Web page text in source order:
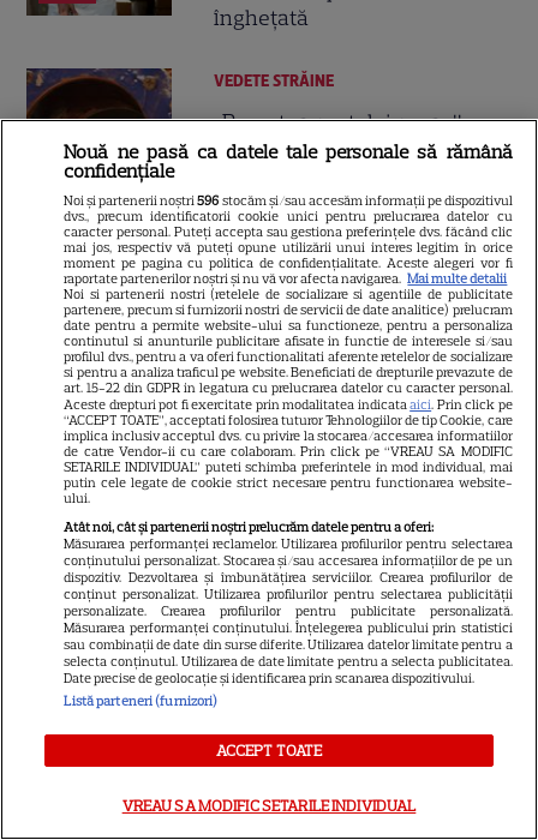
înghețată
11
VEDETE STRĂINE
„Povestea peștelui posac”,
aventura animată inspirată
York Times, ajunge în
cinematografe pe 7 august
16
NETFLIX
Noutăți Netflix în august 2026:
Robert De Niro, „Nosferatu” și
noile sezoane din „Outer
Banks” și „Un veac de
singurătate”
14
Sean Astin din „Stăpânul
Inelelor” a fost nevoit să își
vândă casa din cauza
salariului mic: Câți bani a
primit de fapt
Elon Musk, atac la adresa
regizorului premiat cu Oscar
Nouă ne pasă ca datele tale personale să rămână
confidențiale
Noi și partenerii noștri596 stocăm și/sau accesăm informații pe dispozitivul
dvs., precum identificatorii cookie unici pentru prelucrarea datelor cu
caracter personal. Puteți accepta sau gestiona preferințele dvs. făcând clic
mai jos, respectiv vă puteți opune utilizării unui interes legitim în orice
moment pe pagina cu politica de confidențialitate. Aceste alegeri vor fi
raportate partenerilor noștri și nu vă vor afecta navigarea. Mai multe detalii
Noi si partenerii nostri (retelele de socializare si agentiile de publicitate
partenere, precum si furnizorii nostri de servicii de date analitice) prelucram
date pentru a permite website-ului sa functioneze, pentru a personaliza
continutul si anunturile publicitare afisate in functie de interesele si/sau
profilul dvs., pentru a va oferi functionalitati aferente retelelor de socializare
si pentru a analiza traficul pe website. Beneficiati de drepturile prevazute de
art. 15-22 din GDPR in legatura cu prelucrarea datelor cu caracter personal.
Aceste drepturi pot fi exercitate prin modalitatea indicataaici. Prin click pe
“ACCEPT TOATE”, acceptati folosirea tuturor Tehnologiilor de tip Cookie, care
implica inclusiv acceptul dvs. cu privire la stocarea/accesarea informatiilor
de catre Vendor-ii cu care colaboram. Prin click pe “VREAU SA MODIFIC
SETARILE INDIVIDUAL” puteti schimba preferintele in mod individual, mai
putin cele legate de cookie strict necesare pentru functionarea website-
ului.
Atât noi, cât și partenerii noștri prelucrăm datele pentru a oferi:
Măsurarea performanței reclamelor. Utilizarea profilurilor pentru selectarea
conținutului personalizat. Stocarea și/sau accesarea informațiilor de pe un
dispozitiv. Dezvoltarea și îmbunătățirea serviciilor. Crearea profilurilor de
conținut personalizat. Utilizarea profilurilor pentru selectarea publicității
personalizate. Crearea profilurilor pentru publicitate personalizată.
Măsurarea performanței conținutului. Înțelegerea publicului prin statistici
sau combinații de date din surse diferite. Utilizarea datelor limitate pentru a
selecta conținutul. Utilizarea de date limitate pentru a selecta publicitatea.
Date precise de geolocație și identificarea prin scanarea dispozitivului.
Listă parteneri (furnizori)
ACCEPT TOATE
VREAU SA MODIFIC SETARILE INDIVIDUAL